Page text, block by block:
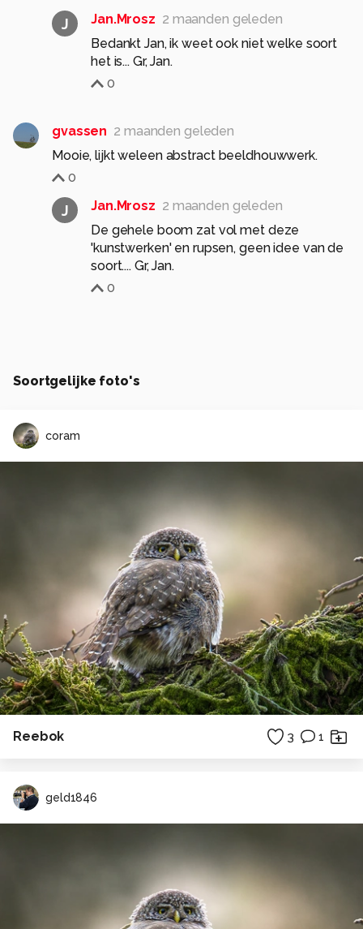
J Jan.Mrosz 2 maanden geleden
Bedankt Jan, ik weet ook niet welke soort
het is... Gr, Jan.
0
gvassen 2 maanden geleden
Mooie, lijkt weleen abstract beeldhouwwerk.
0
J Jan.Mrosz 2 maanden geleden
De gehele boom zat vol met deze
'kunstwerken' en rupsen, geen idee van de
soort.... Gr, Jan.
0
Soortgelijke foto's
coram
Reebok 3 1
geld1846